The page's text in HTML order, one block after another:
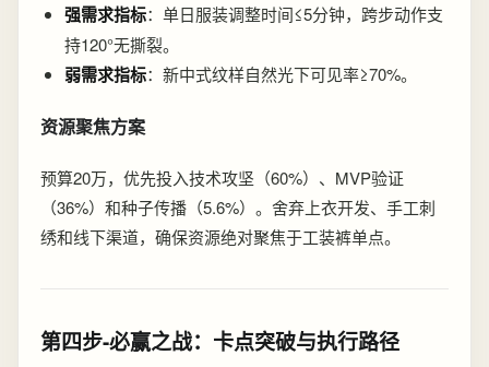
强需求指标：单日服装调整时间≤5分钟，跨步动作支
持120°无撕裂。
弱需求指标：新中式纹样自然光下可见率≥70%。
资源聚焦方案
预算20万，优先投入技术攻坚（60%）、MVP验证
（36%）和种子传播（5.6%）。舍弃上衣开发、手工刺
绣和线下渠道，确保资源绝对聚焦于工装裤单点。
第四步-必赢之战：卡点突破与执行路径